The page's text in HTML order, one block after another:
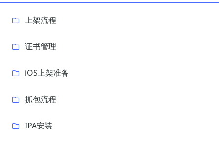
上架流程
证书管理
iOS上架准备
抓包流程
IPA安装